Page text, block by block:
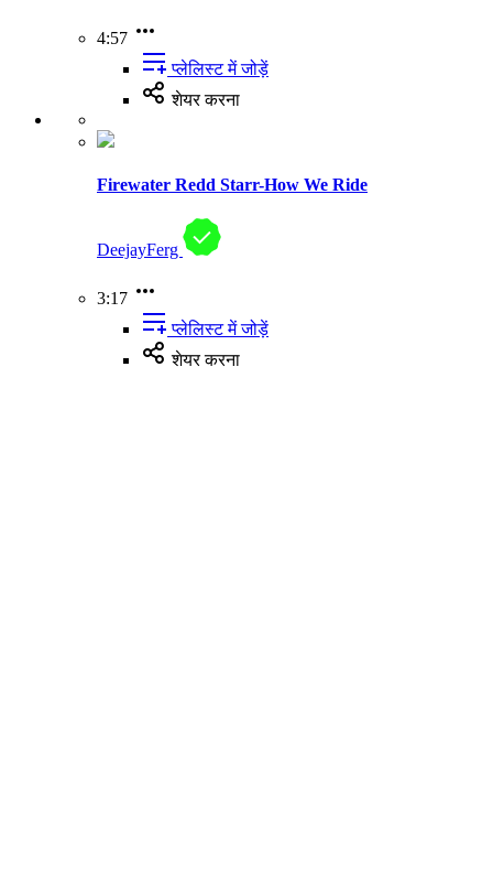
4:57
प्लेलिस्ट में जोड़ें
शेयर करना
Firewater Redd Starr-How We Ride
DeejayFerg
3:17
प्लेलिस्ट में जोड़ें
शेयर करना